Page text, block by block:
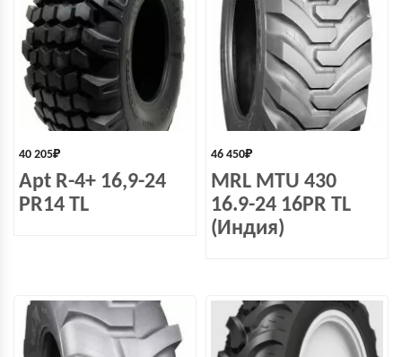
40 205₽
Apt R-4+ 16,9-24
PR14 TL
46 450₽
MRL MTU 430
16.9-24 16PR TL
(Индия)